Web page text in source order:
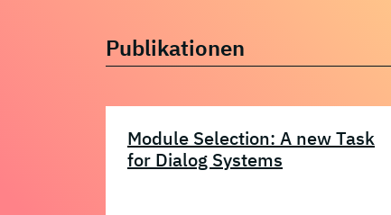
Publikationen
Module Selection: A new Task
for Dialog Systems